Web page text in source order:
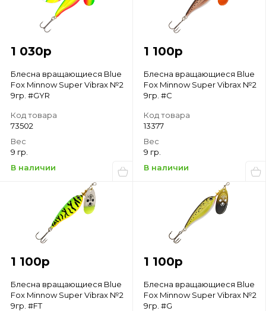
1 030р
Блесна вращающиеся Blue
Fox Minnow Super Vibrax №2
9гр. #GYR
Код товара
73502
Вес
9 гр.
В наличии
1 100р
Блесна вращающиеся Blue
Fox Minnow Super Vibrax №2
9гр. #C
Код товара
13377
Вес
9 гр.
В наличии
1 100р
Блесна вращающиеся Blue
Fox Minnow Super Vibrax №2
9гр. #FT
1 100р
Блесна вращающиеся Blue
Fox Minnow Super Vibrax №2
9гр. #G